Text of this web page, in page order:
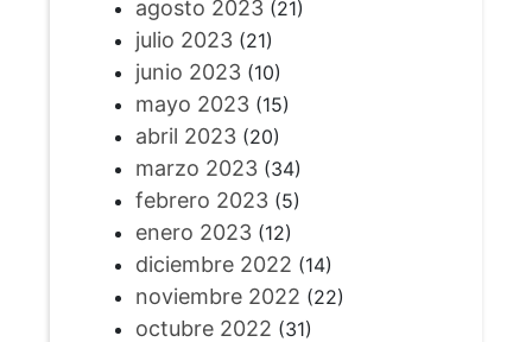
agosto 2023(21)
julio 2023(21)
junio 2023(10)
mayo 2023(15)
abril 2023(20)
marzo 2023(34)
febrero 2023(5)
enero 2023(12)
diciembre 2022 (14)
noviembre 2022 (22)
octubre 2022 (31)